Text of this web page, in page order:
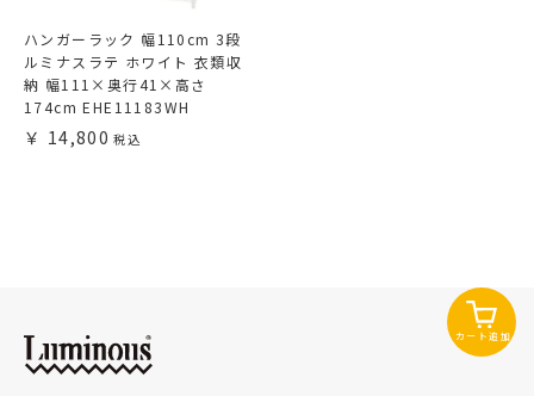
ハンガーラック 幅110cm 3段
ルミナスラテ ホワイト 衣類収
納 幅111×奥行41×高さ
174cm EHE11183WH
14,800
カート追加